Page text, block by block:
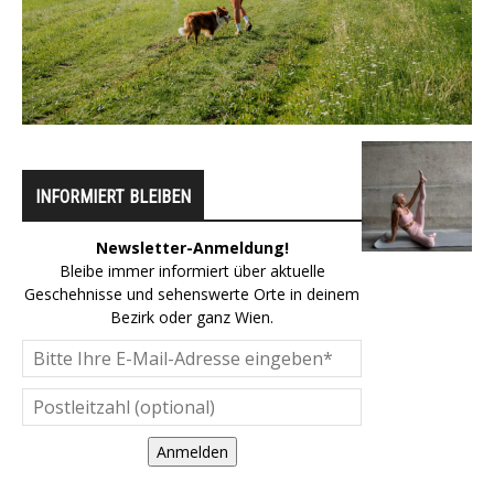
INFORMIERT BLEIBEN
Newsletter-Anmeldung!
Bleibe immer informiert über aktuelle
Geschehnisse und sehenswerte Orte in deinem
Bezirk oder ganz Wien.
Anmelden